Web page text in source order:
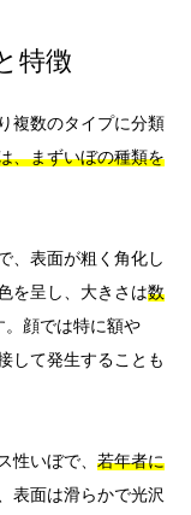
特徴
複数のタイプに分類
、まずいぼの種類を
、表面が粗く角化し
を呈し、大きさは数
。顔では特に額や
して発生することも
性いぼで、 若年者に
表面は滑らかで光沢